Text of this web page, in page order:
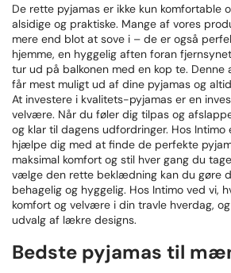
De rette pyjamas er ikke kun komfortable
alsidige og praktiske. Mange af vores
mere end blot at sove i – de er også
hjemme, en hyggelig aften foran
tur ud på balkonen med en kop te. Denne
får mest muligt ud af dine pyjamas og
At investere i kvalitets-pyjamas er en
velvære. Når du føler dig tilpas og
og klar til dagens udfordringer. Hos
hjælpe dig med at finde de perfekte
maksimal komfort og stil hver gang du
vælge den rette beklædning kan du gøre
behagelig og hyggelig. Hos Intimo ved vi,
komfort og velvære i din travle hverdag,
udvalg af lækre designs.
Bedste pyjamas til